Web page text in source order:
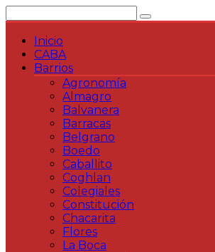
al
contenidoInicio
CABA
Barrios
Agronomía
Almagro
Balvanera
Barracas
Belgrano
Boedo
Caballito
Coghlan
Colegiales
Constitución
Chacarita
Flores
La Boca